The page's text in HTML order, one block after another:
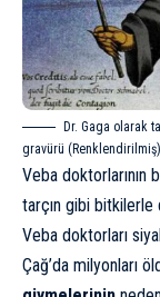
Dr. Gaga olarak
gravürü (Renklendirilmiş).
Veba doktorlarının
tarçın gibi bitkilerle
Veba doktorları
Çağ’da milyonları